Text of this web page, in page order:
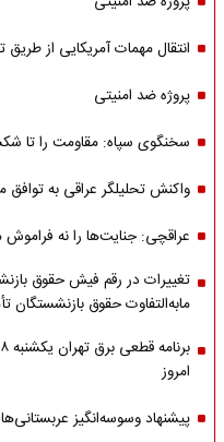
انتقال مهمات آمریکایی از طریق
پروژه ضد امنیتی
سخنگوی سپاه: مقاومت را تا
واکنش تحلیلگر عراقی به توافق
عراقچی: جنایت‌ها را نه
تغییرات در رقم فیش حقوق
مابه‌التفاوت حقوق بازنشستگان
امروز
پیشنهاد وسوسه‌انگیز